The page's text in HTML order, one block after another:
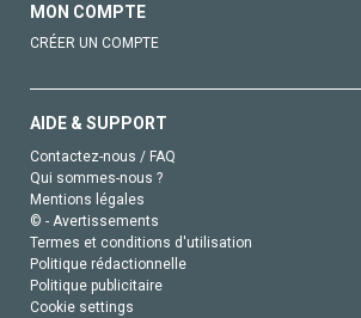
MON COMPTE
CRÉER UN COMPTE
AIDE & SUPPORT
Contactez-nous / FAQ
Qui sommes-nous ?
Mentions légales
© - Avertissements
Termes et conditions d'utilisation
Politique rédactionnelle
Politique publicitaire
Cookie settings